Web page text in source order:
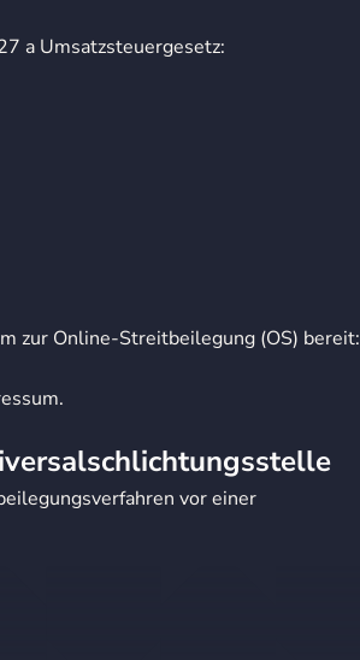
a Umsatzsteuergesetz:
zur Online-Streitbeilegung (OS) bereit:
vor einer